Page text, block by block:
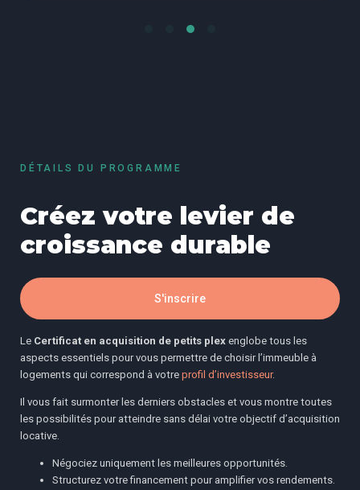
DÉTAILS DU PROGRAMME
Créez votre levier de
croissance durable
S'inscrire
Le Certificat en acquisition de petits plex englobe tous les
aspects essentiels pour vous permettre de choisir l’immeuble à
logements qui correspond à votre profil d’investisseur.
Il vous fait surmonter les derniers obstacles et vous montre toutes
les possibilités pour atteindre sans délai votre objectif d’acquisition
locative.
Négociez uniquement les meilleures opportunités.
Structurez votre financement pour amplifier vos rendements.